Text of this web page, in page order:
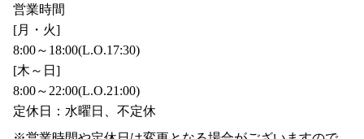
営業時間
[月・火]
8:00～18:00(L.O.17:30)
[木～日]
8:00～22:00(L.O.21:00)
定休日：水曜日、不定休